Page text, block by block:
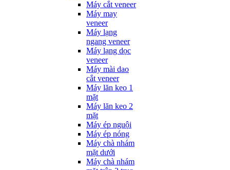
Máy cắt veneer
Máy may
veneer
Máy lạng
ngang veneer
Máy lạng dọc
veneer
Máy mài dao
cắt veneer
Máy lăn keo 1
mặt
Máy lăn keo 2
mặt
Máy ép nguội
Máy ép nóng
Máy chà nhám
mặt dưới
Máy chà nhám